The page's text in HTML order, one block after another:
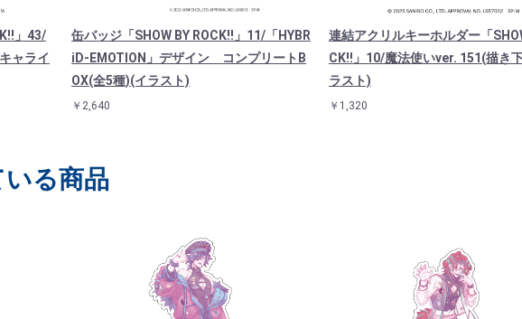
」43/
ャライ
缶バッジ「SHOW BY ROCK!!」11/「HYBR
iD-EMOTION」デザイン コンプリートB
OX(全5種)(イラスト)
￥2,640
連結アクリルキーホルダー「
CK!!」10/魔法使いver. 151(描き
ラスト)
￥1,320
る商品